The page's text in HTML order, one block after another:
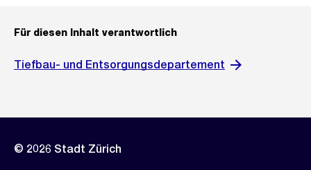
Für diesen Inhalt verantwortlich
Tiefbau- und Entsorgungsdepartement
© 2026 Stadt Zürich